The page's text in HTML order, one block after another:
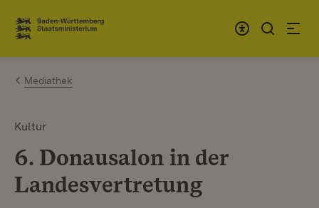
Zum Inhalt springen
Link zur Startseite
Mediathek
Kultur
6. Donausalon in der
Landesvertretung